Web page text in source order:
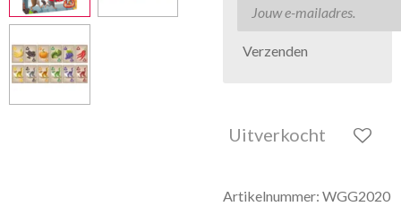
Verzenden
Uitverkocht
Artikelnummer: WGG2020